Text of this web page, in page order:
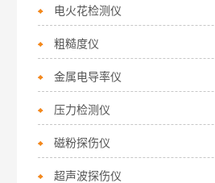
电火花检测仪
粗糙度仪
金属电导率仪
压力检测仪
磁粉探伤仪
超声波探伤仪